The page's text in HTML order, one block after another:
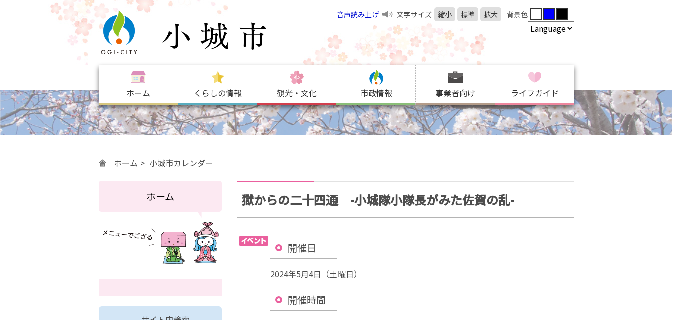
音声読み上げ 文字サイズ 縮小 標準 拡大 背景色
ホーム くらしの情報 観光・文化 市政情報 事業者向け ライフガイド
ホーム 小城市カレンダー
獄からの二十四通 -小城隊小隊長がみた佐賀の乱-
開催日
2024年5月4日（土曜日）
開催時間
ホーム